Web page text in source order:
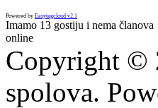
Powered by Easytagcloud v2.1
Imamo 13 gostiju i nema članova
online
Copyright ©
spolova.